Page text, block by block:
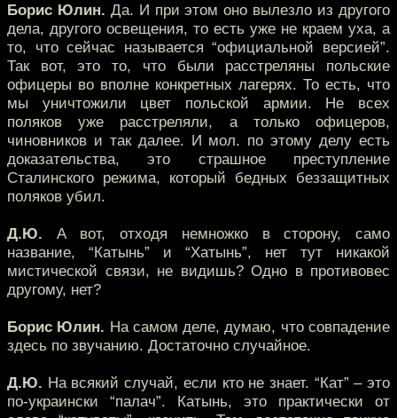
Борис Юлин. Да. И при этом оно вылезло из другого
дела, другого освещения, то есть уже не краем уха, а
то, что сейчас называется “официальной версией”.
Так вот, это то, что были расстреляны польские
офицеры во вполне конкретных лагерях. То есть, что
мы уничтожили цвет польской армии. Не всех
поляков уже расстреляли, а только офицеров,
чиновников и так далее. И мол. по этому делу есть
доказательства, это страшное преступление
Сталинского режима, который бедных беззащитных
поляков убил.
Д.Ю. А вот, отходя немножко в сторону, само
название, “Катынь” и “Хатынь”, нет тут никакой
мистической связи, не видишь? Одно в противовес
другому, нет?
Борис Юлин. На самом деле, думаю, что совпадение
здесь по звучанию. Достаточно случайное.
Д.Ю. На всякий случай, если кто не знает. “Кат” – это
по-украински “палач”. Катынь, это практически от